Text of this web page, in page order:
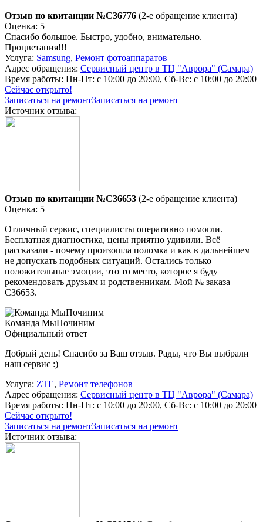
Отзыв по квитанции №C36776 (2-е обращение клиента)
Оценка: 5
Спасибо большое. Быстро, удобно, внимательно.
Процветания!!!
Услуга: Samsung, Ремонт фотоаппаратов
Адрес обращения: Сервисный центр в ТЦ "Аврора" (Самара)
Время работы: Пн-Пт: с 10:00 до 20:00, Сб-Вс: с 10:00 до 20:00
Сейчас открыто!
Записаться на ремонтЗаписаться на ремонт
Источник отзыва:
Отзыв по квитанции №C36653 (2-е обращение клиента)
Оценка: 5
Отличный сервис, специалисты оперативно помогли.
Бесплатная диагностика, цены приятно удивили. Всё
рассказали - почему произошла поломка и как в дальнейшем
не допускать подобных ситуаций. Остались только
положительные эмоции, это то место, которое я буду
рекомендовать друзьям и родственникам. Мой № заказа
C36653.
Команда МыПочиним
Официальный ответ
Добрый день! Спасибо за Ваш отзыв. Рады, что Вы выбрали
наш сервис :)
Услуга: ZTE, Ремонт телефонов
Адрес обращения: Сервисный центр в ТЦ "Аврора" (Самара)
Время работы: Пн-Пт: с 10:00 до 20:00, Сб-Вс: с 10:00 до 20:00
Сейчас открыто!
Записаться на ремонтЗаписаться на ремонт
Источник отзыва: